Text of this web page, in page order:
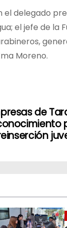
delegado
el jefe de la
Moreno.
de